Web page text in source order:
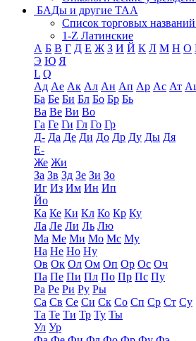
БАДы и другие ТАА
Список торговых
1-Z Латинские
А Б В Г Д Е Ж З И Й К Л М Н О
Э Ю Я
L Q
Ад Ае Ак Ал Ан Ап Ар Ас Ат
Ба Бе Би Бл Бо Бр Бь
Ва Ве Ви Во
Га Ге Ги Гл Го Гр
Д- Да Де Ди До Др Ду Ды Дя
Е-
Же Жи
За Зв Зд Зе Зи Зо
Иг Из Им Ин Ип
Йо
Ка Ке Ки Кл Ко Кр Ку
Ла Ле Ли Ль Лю
Ма Ме Ми Мо Мс Му
На Не Но Ну
Ов Ок Ол Ом Оп Ор Ос Оч
Па Пе Пи Пл По Пр Пс Пу
Ра Ре Ри Ру Ры
Са Св Се Си Ск Со Сп Ср Ст Су
Та Те Ти Тр Ту Ты
Ул Ур